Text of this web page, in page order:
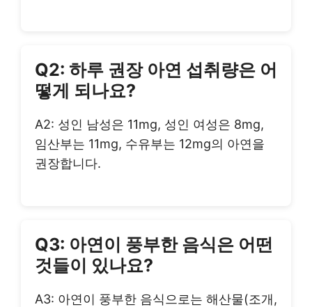
Q2: 하루 권장 아연 섭취량은 어
떻게 되나요?
A2: 성인 남성은 11mg, 성인 여성은 8mg,
임산부는 11mg, 수유부는 12mg의 아연을
권장합니다.
Q3: 아연이 풍부한 음식은 어떤
것들이 있나요?
A3: 아연이 풍부한 음식으로는 해산물(조개,